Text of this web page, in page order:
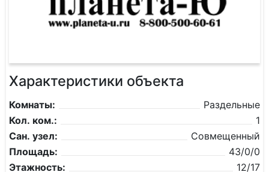
Характеристики объекта
Комнаты:
Раздельные
Кол. ком.:
1
Сан. узел:
Совмещенный
Площадь:
43/0/0
Этажность:
12/17